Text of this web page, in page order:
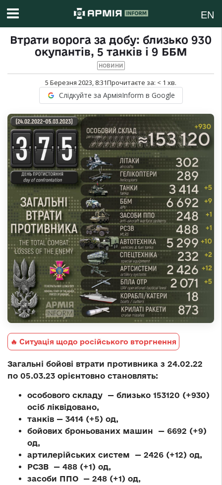
EN
Втрати ворога за добу: близько 930
окупантів, 5 танків і 9 ББМ
НОВИНИ
5 Березня 2023, 8:31Прочитаєте за: < 1 хв.
Слідкуйте за АрміяInform в Google
🔥 Ситуація щодо російського вторгнення
Загальні бойові втрати противника з 24.02.22
по 05.03.23 орієнтовно становлять:
особового складу — близько 153120 (+930)
осіб ліквідовано,
танків — 3414 (+5) од,
бойових броньованих машин — 6692 (+9)
од,
артилерійських систем — 2426 (+12) од,
РСЗВ — 488 (+1) од,
засоби ППО — 248 (+1) од,